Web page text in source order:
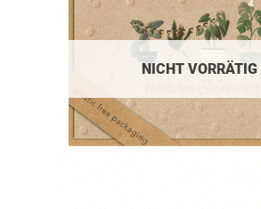
NICHT VORRÄTIG